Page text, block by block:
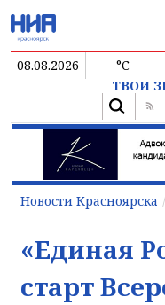
08.08.2026 °C
ТВОИ
Новости Красноярска
«Единая
старт